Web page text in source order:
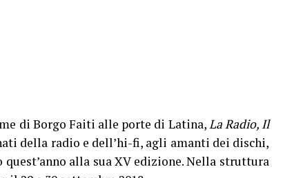
di Borgo Faiti alle porte di Latina,La Radio, Il
della radio e dell’hi-fi, agli amanti dei dischi,
alla sua XV edizione. Nella struttura